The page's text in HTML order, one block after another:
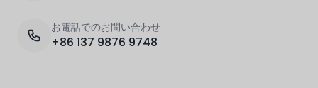
お電話でのお問い合わせ
+86 137 9876 9748